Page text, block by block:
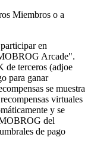
Miembros o a
en
Arcade".
de terceros (adjoe
para ganar
se muestra
virtuales
y se
del
de pago